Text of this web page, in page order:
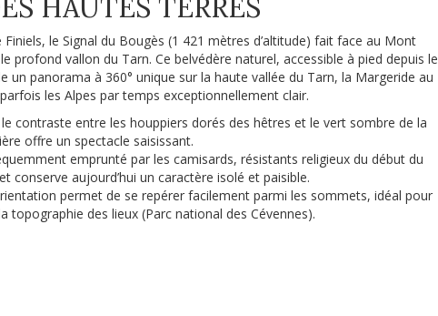
HAUTES TERRES
le Signal du Bougès (1 421 mètres d’altitude) fait face au Mont
profond vallon du Tarn. Ce belvédère naturel, accessible à pied depuis le
un panorama à 360° unique sur la haute vallée du Tarn, la Margeride au
les Alpes par temps exceptionnellement clair.
contraste entre les houppiers dorés des hêtres et le vert sombre de la
offre un spectacle saisissant.
emprunté par les camisards, résistants religieux du début du
conserve aujourd’hui un caractère isolé et paisible.
permet de se repérer facilement parmi les sommets, idéal pour
topographie des lieux (Parc national des Cévennes).